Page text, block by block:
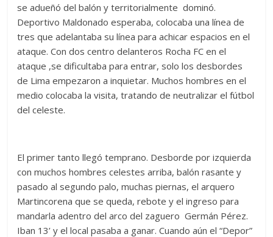
se adueñó del balón y territorialmente dominó.
Deportivo Maldonado esperaba, colocaba una línea de
tres que adelantaba su línea para achicar espacios en el
ataque. Con dos centro delanteros Rocha FC en el
ataque ,se dificultaba para entrar, solo los desbordes
de Lima empezaron a inquietar. Muchos hombres en el
medio colocaba la visita, tratando de neutralizar el fútbol
del celeste.
El primer tanto llegó temprano. Desborde por izquierda
con muchos hombres celestes arriba, balón rasante y
pasado al segundo palo, muchas piernas, el arquero
Martincorena que se queda, rebote y el ingreso para
mandarla adentro del arco del zaguero Germán Pérez.
Iban 13’ y el local pasaba a ganar. Cuando aún el “Depor”